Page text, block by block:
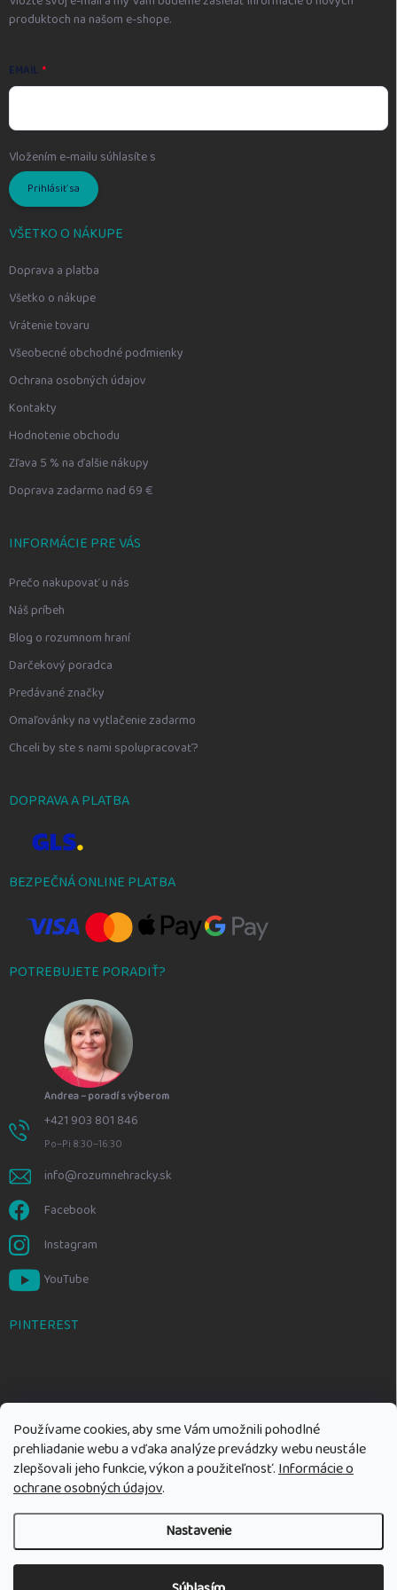
Používame cookies, aby sme Vám umožnili pohodlné
prehliadanie webu a vďaka analýze prevádzky webu neustále
zlepšovali jeho funkcie, výkon a použiteľnosť.Informácie o
ochrane osobných údajov.
Nastavenie
produktoch na našom e-shope.
EMAIL
Vložením e-mailu súhlasíte s
Prihlásiť sa
VŠETKO O NÁKUPE
Doprava a platba
Všetko o nákupe
Vrátenie tovaru
Všeobecné obchodné podmienky
Ochrana osobných údajov
Kontakty
Hodnotenie obchodu
Zľava 5 % na ďalšie nákupy
Doprava zadarmo nad 69 €
INFORMÁCIE PRE VÁS
Prečo nakupovať u nás
Náš príbeh
Blog o rozumnom hraní
Darčekový poradca
Predávané značky
Omaľovánky na vytlačenie zadarmo
Chceli by ste s nami spolupracovať?
DOPRAVA A PLATBA
BEZPEČNÁ ONLINE PLATBA
POTREBUJETE PORADIŤ?
Andrea – poradí s výberom
+421 903 801 846
Po–Pi 8:30–16:30
info@rozumnehracky.sk
Facebook
Instagram
YouTube
PINTEREST
Copyright 2026Rozumné hračky. Všetky práva vyhradené.Upraviť
nastavenie cookies